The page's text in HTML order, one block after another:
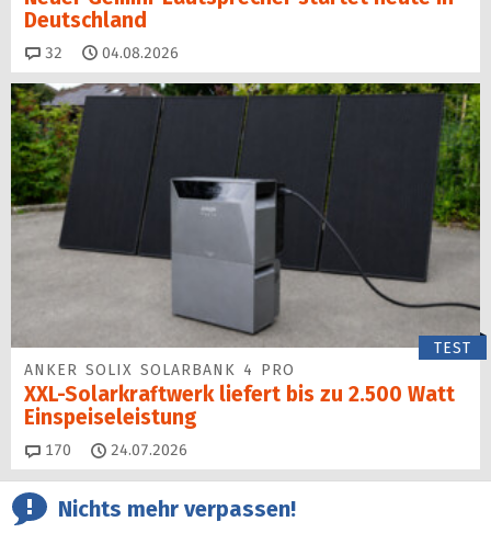
Deutschland
32 Kommentare
04.08.2026
TEST
ANKER SOLIX SOLARBANK 4 PRO
XXL-Solarkraftwerk liefert bis zu 2.500 Watt
Einspeise­leistung
170 Kommentare
24.07.2026
Nichts mehr verpassen!